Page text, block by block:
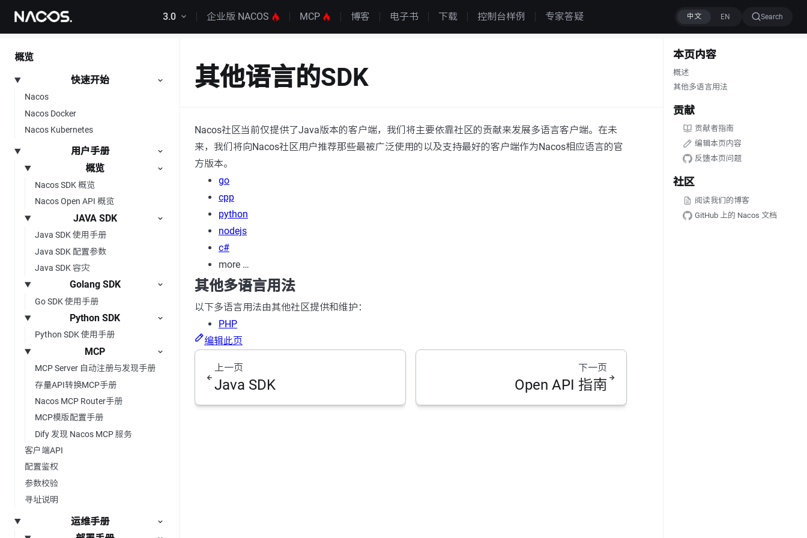
跳转到内容 3.0 企业版 NACOS MCP 博客 电子书 下载 控制台样例 专家答疑 Search
概览
快速开始
Nacos
Nacos Docker
Nacos Kubernetes
用户手册
概览
Nacos SDK 概览
Nacos Open API 概览
JAVA SDK
Java SDK 使用手册
Java SDK 配置参数
Java SDK 容灾
Golang SDK
Go SDK 使用手册
Python SDK
Python SDK 使用手册
MCP
MCP Server 自动注册与发现手册
存量API转换MCP手册
Nacos MCP Router手册
MCP模版配置手册
Dify 发现 Nacos MCP 服务
客户端API
配置鉴权
参数校验
寻址说明
运维手册
本页内容
概述
其他多语言用法
贡献
贡献者指南
编辑本页内容
反馈本页问题
社区
阅读我们的博客
GitHub 上的 Nacos 文档
其他语言的SDK
Nacos社区当前仅提供了Java版本的客户端，我们将主要依靠社区的贡献来发展多语言客户端。在未
来，我们将向Nacos社区用户推荐那些最被广泛使用的以及支持最好的客户端作为Nacos相应语言的官
方版本。
go
cpp
python
nodejs
c#
more …
其他多语言用法
以下多语言用法由其他社区提供和维护：
PHP
编辑此页
上一页
Java SDK
下一页
Open API 指南